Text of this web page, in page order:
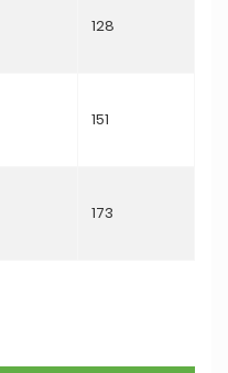
128
151
173